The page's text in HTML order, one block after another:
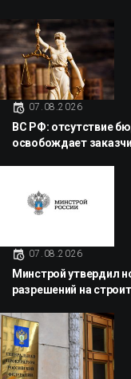
07.08.2026
ВС РФ: отсутствие
освобождает
07.08.2026
Минстрой утвердил
разрешений на